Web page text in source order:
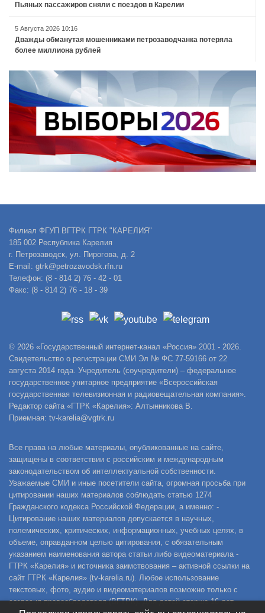
Пьяных пассажиров сняли с поездов в Карелии
5 Августа 2026 10:16
Дважды обманутая мошенниками петрозаводчанка потеряла
более миллиона рублей
Филиал ФГУП ВГТРК ГТРК "КАРЕЛИЯ"
185 002 Республика Карелия
г. Петрозаводск, ул. Пирогова, д. 2
E-mail: gtrk@petrozavodsk.rfn.ru
Телефон: (8 - 814 2) 76 - 42 - 01
Факс: (8 - 814 2) 76 - 18 - 39
© 2026 «Государственный интернет-канал «Россия» 2001 - 2026.
Свидетельство о регистрации СМИ Эл № ФС 77-59166 от 22
августа 2014 года. Учредитель (соучредители) – федеральное
государственное унитарное предприятие «Всероссийская
государственная телевизионная и радиовещательная компания».
Редактор сайта «ГТРК «Карелия»: Алтынникова В.
Приемная: tv-karelia@vgtrk.ru
Все права на любые материалы, опубликованные на сайте,
защищены в соответствии с российским и международным
законодательством об интеллектуальной собственности.
Уважаемые СМИ и иные посетители сайта, огромная просьба при
цитировании наших материалов соблюдать статью 1274
Гражданского кодекса Российской Федерации, а именно: -
Цитирование наших материалов допускается в научных,
полемических, критических, информационных, учебных целях, в
объеме, оправданном целью цитирования, с обязательным
указанием наименования автора статьи либо видеоматериала -
ГТРК «Карелия» и источника заимствования – активной ссылки на
сайт ГТРК «Карелия» (tv-karelia.ru). Любое использование
текстовых, фото, аудио и видеоматериалов возможно только с
согласия правообладателя (ВГТРК). Для детей старше 16 лет.